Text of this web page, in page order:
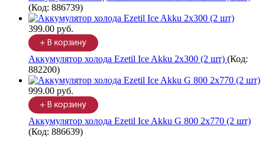
(Код: 886739)
399.00 руб.
Аккумулятор холода Ezetil Ice Akku 2x300 (2 шт) (Код:
882200)
999.00 руб.
Аккумулятор холода Ezetil Ice Akku G 800 2x770 (2 шт)
(Код: 886639)